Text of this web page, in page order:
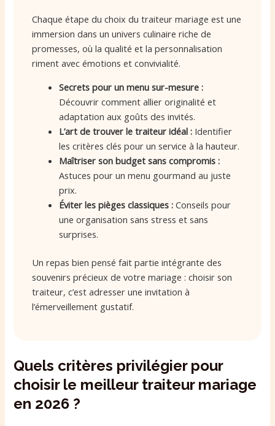
Chaque étape du choix du traiteur mariage est une
immersion dans un univers culinaire riche de
promesses, où la qualité et la personnalisation
riment avec émotions et convivialité.
Secrets pour un menu sur-mesure :
Découvrir comment allier originalité et
adaptation aux goûts des invités.
L’art de trouver le traiteur idéal : Identifier
les critères clés pour un service à la hauteur.
Maîtriser son budget sans compromis :
Astuces pour un menu gourmand au juste
prix.
Éviter les pièges classiques : Conseils pour
une organisation sans stress et sans
surprises.
Un repas bien pensé fait partie intégrante des
souvenirs précieux de votre mariage : choisir son
traiteur, c’est adresser une invitation à
l’émerveillement gustatif.
Quels critères privilégier pour
choisir le meilleur traiteur mariage
en 2026 ?